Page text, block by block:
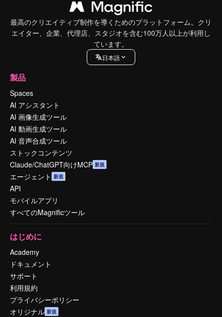
最高のクリエイティブ制作を導くためのプラットフォーム。クリ
エイター、企業、代理店、スタジオを含む100万人以上が利用し
ています。
日本語
製品
Spaces
AI アシスタント
AI 画像生成ツール
AI 動画生成ツール
AI 音声合成ツール
ストックコンテンツ
Claude/ChatGPT向けMCP 新規
エージェント 新規
API
モバイルアプリ
すべてのMagnificツール
はじめに
Academy
ドキュメント
サポート
利用規約
プライバシーポリシー
オリジナル 新規